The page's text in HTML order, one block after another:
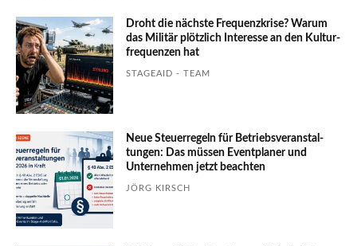
Droht die nächste Frequenzkrise? Warum
das Mili­tär plötzlich Inte­resse an den Kultur­
fre­quen­zen hat
STAGEAID - TEAM
Neue Steuerregeln für Betriebs­ver­an­stal­
tungen: Das müssen Event­planer und
Unter­nehmen jetzt beachten
JÖRG KIRSCH